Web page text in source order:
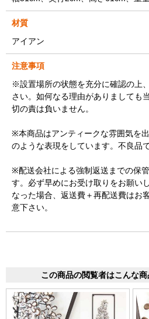
材質
アイアン
注意事項
※設置場所の状態を充分に確認の上
さい。如何なる理由がありましても
切の責は負いません。
※本商品はアンティークな雰囲気を
のような表現をしています。不良品
※配送会社による強制返送までの保
す。必ず早めにお受け取りをお願い
なった場合、返送費＋再配送費はお
意下さい。
この商品の閲覧者はこんな